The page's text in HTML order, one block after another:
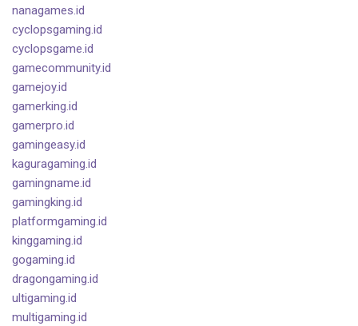
nanagames.id
cyclopsgaming.id
cyclopsgame.id
gamecommunity.id
gamejoy.id
gamerking.id
gamerpro.id
gamingeasy.id
kaguragaming.id
gamingname.id
gamingking.id
platformgaming.id
kinggaming.id
gogaming.id
dragongaming.id
ultigaming.id
multigaming.id